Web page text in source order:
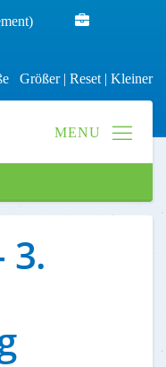
Größer| Reset | Kleiner
3.